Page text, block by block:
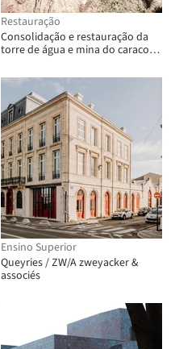
Restauração
Consolidação e restauração da
torre de água e mina do caracol /
Ensino Superior
Queyries / ZW/A zweyacker &
associés